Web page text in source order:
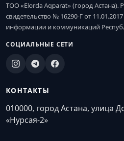
ТОО «Elorda Aqparat» (город Астана).
свидетельство № 16290-Г от
информации и коммуникаций
СОЦИАЛЬНЫЕ СЕТИ
КОНТАКТЫ
010000, город Астана, улица
«Нурсая-2»